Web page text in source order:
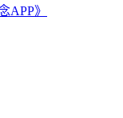
APP》